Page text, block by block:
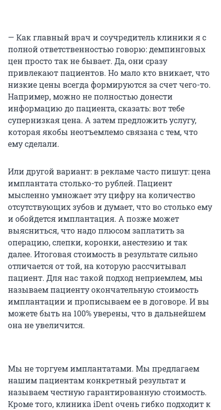
— Как главный врач и соучредитель клиники я с
полной ответственностью говорю: демпинговых
цен просто так не бывает. Да, они сразу
привлекают пациентов. Но мало кто вникает, что
низкие цены всегда формируются за счет чего-то.
Например, можно не полностью донести
информацию до пациента, сказать: вот тебе
супернизкая цена. А затем предложить услугу,
которая якобы неотъемлемо связана с тем, что
ему сделали.
Или другой вариант: в рекламе часто пишут: цена
имплантата столько-то рублей. Пациент
мысленно умножает эту цифру на количество
отсутствующих зубов и думает, что во столько ему
и обойдется имплантация. А позже может
выясниться, что надо плюсом заплатить за
операцию, слепки, коронки, анестезию и так
далее. Итоговая стоимость в результате сильно
отличается от той, на которую рассчитывал
пациент. Для нас такой подход неприемлем, мы
называем пациенту окончательную стоимость
имплантации и прописываем ее в договоре. И вы
можете быть на 100% уверены, что в дальнейшем
она не увеличится.
Мы не торгуем имплантатами. Мы предлагаем
нашим пациентам конкретный результат и
называем честную гарантированную стоимость.
Кроме того, клиника iDent очень гибко подходит к